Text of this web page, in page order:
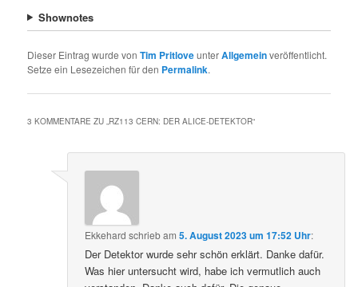
Shownotes
Dieser Eintrag wurde vonTim PritloveunterAllgemeinveröffentlicht.
Setze ein Lesezeichen für den Permalink.
3 KOMMENTARE ZU „RZ113 CERN: DER ALICE-DETEKTOR“
Ekkehard schriebam5. August 2023 um 17:52 Uhr:
Der Detektor wurde sehr schön erklärt. Danke dafür.
Was hier untersucht wird, habe ich vermutlich auch